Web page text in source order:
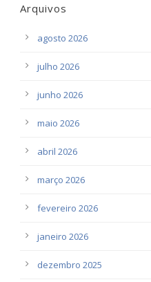
Arquivos
agosto 2026
julho 2026
junho 2026
maio 2026
abril 2026
março 2026
fevereiro 2026
janeiro 2026
dezembro 2025